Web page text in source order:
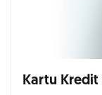
Kartu